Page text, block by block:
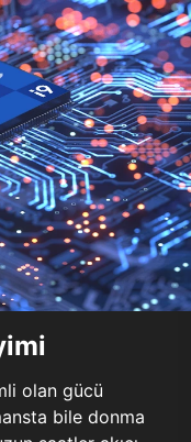
olan gücü
bile donma